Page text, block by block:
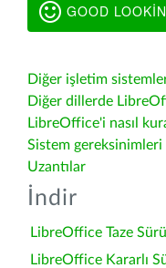
GOOD
Diğer işletim
Diğer dillerde
LibreOffice'i nasıl
Sistem gereksinimleri
Uzantılar
İndir
LibreOffice Taze
LibreOffice Kararlı